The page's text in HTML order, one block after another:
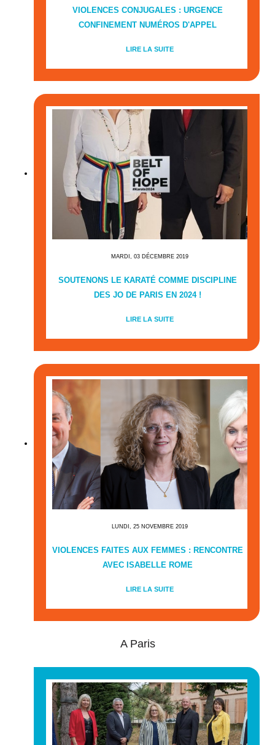
VIOLENCES CONJUGALES : URGENCE
CONFINEMENT NUMÉROS D'APPEL
LIRE LA SUITE
MARDI, 03 DÉCEMBRE 2019
SOUTENONS LE KARATÉ COMME DISCIPLINE
DES JO DE PARIS EN 2024 !
LIRE LA SUITE
LUNDI, 25 NOVEMBRE 2019
VIOLENCES FAITES AUX FEMMES : RENCONTRE
AVEC ISABELLE ROME
LIRE LA SUITE
A Paris